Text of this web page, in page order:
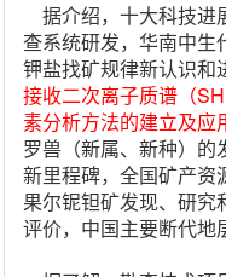
据介绍，十大科技进
查系统研发，华南中生
钾盐找矿规律新认识和
接收二次离子质谱（
素分析方法的建立及应
罗兽（新属、新种）
新里程碑，全国矿产资
果尔铌钽矿发现、研究
评价，中国主要断代地